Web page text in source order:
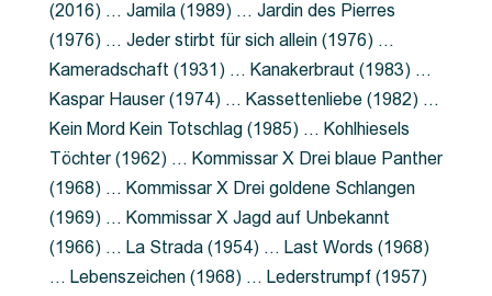
(2016) … Jamila (1989) … Jardin des Pierres
(1976) … Jeder stirbt für sich allein (1976) …
Kameradschaft (1931) … Kanakerbraut (1983) …
Kaspar Hauser (1974) … Kassettenliebe (1982) …
Kein Mord Kein Totschlag (1985) … Kohlhiesels
Töchter (1962) … Kommissar X Drei blaue Panther
(1968) … Kommissar X Drei goldene Schlangen
(1969) … Kommissar X Jagd auf Unbekannt
(1966) … La Strada (1954) … Last Words (1968)
… Lebenszeichen (1968) … Lederstrumpf (1957)